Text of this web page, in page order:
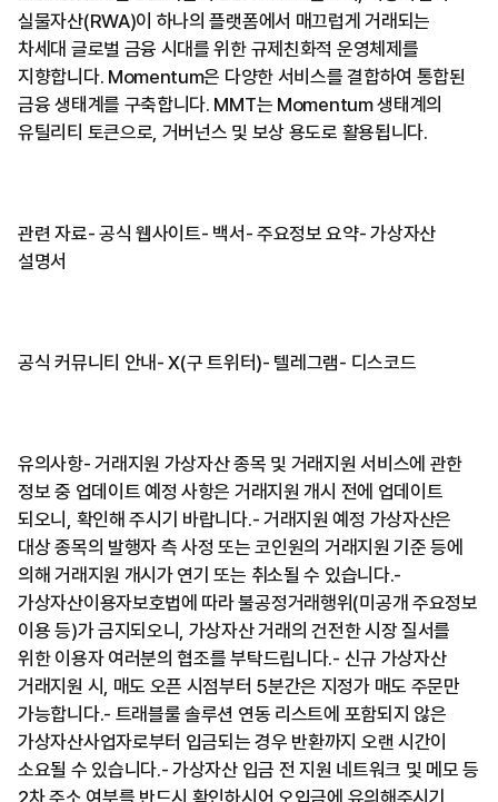
실물자산(RWA)이 하나의 플랫폼에서 매끄럽게 거래되는
차세대 글로벌 금융 시대를 위한 규제친화적 운영체제를
지향합니다. Momentum은 다양한 서비스를 결합하여 통합된
금융 생태계를 구축합니다. MMT는 Momentum 생태계의
유틸리티 토큰으로, 거버넌스 및 보상 용도로 활용됩니다.
관련 자료- 공식 웹사이트- 백서- 주요정보 요약- 가상자산
설명서
공식 커뮤니티 안내- X(구 트위터)- 텔레그램- 디스코드
유의사항- 거래지원 가상자산 종목 및 거래지원 서비스에 관한
정보 중 업데이트 예정 사항은 거래지원 개시 전에 업데이트
되오니, 확인해 주시기 바랍니다.- 거래지원 예정 가상자산은
대상 종목의 발행자 측 사정 또는 코인원의 거래지원 기준 등에
의해 거래지원 개시가 연기 또는 취소될 수 있습니다.-
가상자산이용자보호법에 따라 불공정거래행위(미공개 주요정보
이용 등)가 금지되오니, 가상자산 거래의 건전한 시장 질서를
위한 이용자 여러분의 협조를 부탁드립니다.- 신규 가상자산
거래지원 시, 매도 오픈 시점부터 5분간은 지정가 매도 주문만
가능합니다.- 트래블룰 솔루션 연동 리스트에 포함되지 않은
가상자산사업자로부터 입금되는 경우 반환까지 오랜 시간이
소요될 수 있습니다.- 가상자산 입금 전 지원 네트워크 및 메모 등
2차 주소 여부를 반드시 확인하시어 오입금에 유의해주시기